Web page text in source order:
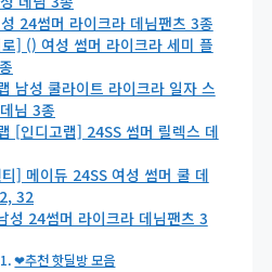
24썸머 라이크라 데님팬츠 3종
] () 여성 썸머 라이크라 세미 플
남성 쿨라이트 라이크라 일자 스
님 3종
[인디고랩] 24SS 썸머 릴렉스 데
] 메이듀 24SS 여성 썸머 쿨 데
32
성 24썸머 라이크라 데님팬츠 3
❤추천 핫딜방 모음